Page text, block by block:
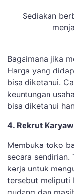
Sediakan
Bagaimana jika
Harga yang
bisa diketahui.
keuntungan
bisa diketahui
4. Rekrut
Membuka toko
secara sendirian.
kerja untuk
tersebut meliputi
gudang dan